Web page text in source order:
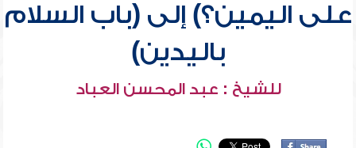
على اليمين؟) إلى (باب السلام
باليدين)
للشيخ : عبد المحسن العباد